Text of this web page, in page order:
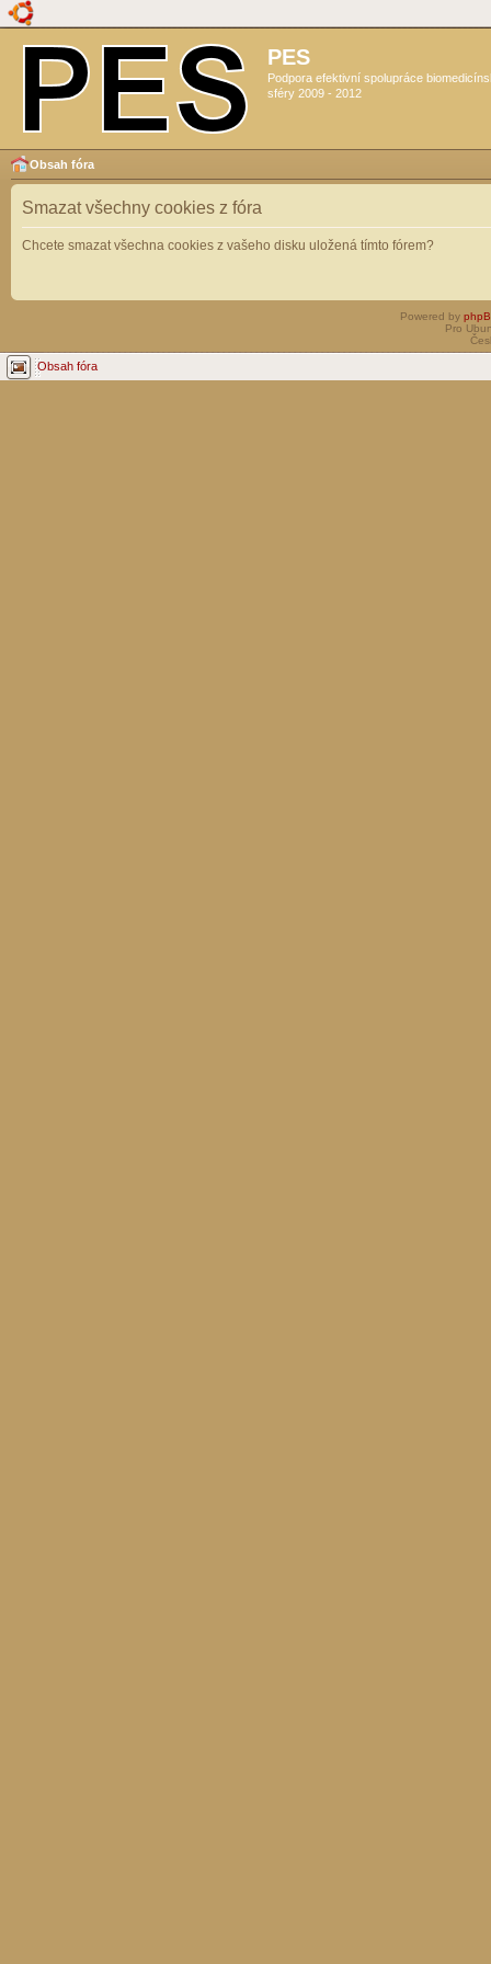
PES
Podpora efektivní spolupráce
sféry 2009 - 2012
Obsah fóra
Smazat všechny cookies z fóra
Chcete smazat všechna cookies z vašeho disku uložená tímto fórem?
Powered by
Pro
Obsah fóra